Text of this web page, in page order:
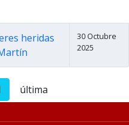
heridas
30 Octubre
2025
última